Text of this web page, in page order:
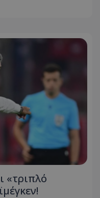
«τριπλό